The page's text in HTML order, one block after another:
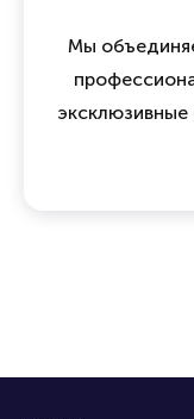
Мы
эксклюзивные